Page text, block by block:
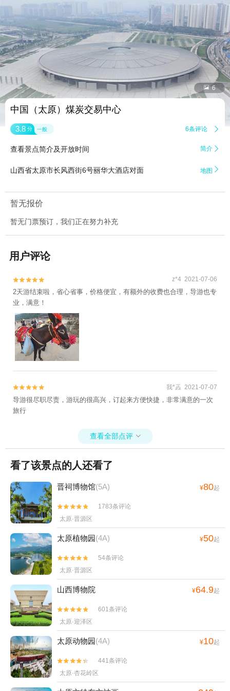
 6
中国（太原）煤炭交易中心
3.8 分 一般 6条评论 
查看景点简介及开放时间 简介 
山西省太原市长风西街6号丽华大酒店对面 地图 
暂无报价
暂无门票预订，我们正在努力补充
用户评论

 z*4 2021-07-06
2天游结束啦，省心省事，价格便宜，有额外的收费也合理，导游也专
业，满意！

 我*蕋 2021-07-07
导游很尽职尽责，游玩的很高兴，订起来方便快捷，非常满意的一次
旅行
查看全部点评 
看了该景点的人还看了
晋祠博物馆(5A) ¥80起


1783条评论
太原·晋源区
太原植物园(4A) ¥50起


54条评论
太原·晋源区
山西博物院 ¥64.9起


601条评论
太原·迎泽区
太原动物园(4A) ¥10起


441条评论
太原·杏花岭区